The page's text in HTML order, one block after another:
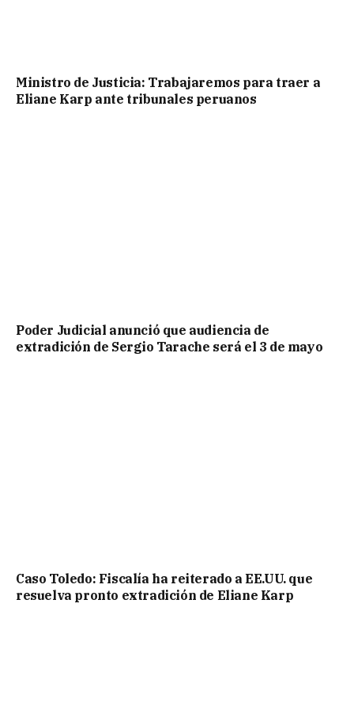
Ministro de Justicia: Trabajaremos para traer a
Eliane Karp ante tribunales peruanos
Poder Judicial anunció que audiencia de
extradición de Sergio Tarache será el 3 de mayo
Caso Toledo: Fiscalía ha reiterado a EE.UU. que
resuelva pronto extradición de Eliane Karp